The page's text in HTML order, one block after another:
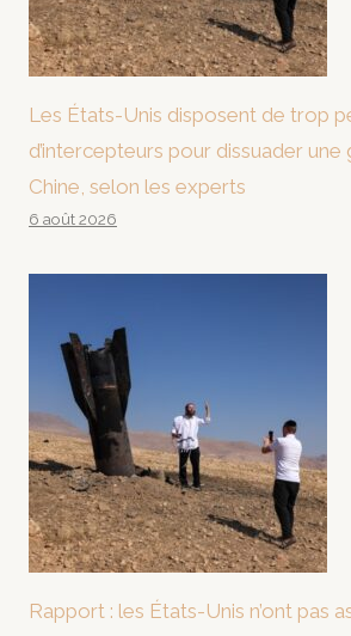
Les États-Unis disposent de trop
d’intercepteurs pour dissuader
Chine, selon les experts
6 août 2026
Rapport : les États-Unis n’ont pas